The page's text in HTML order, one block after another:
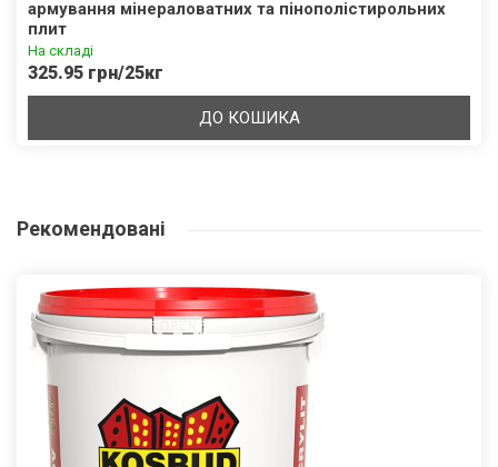
армування мінераловатних та пінополістирольних
плит
На складі
325.95 грн/25кг
ДО КОШИКА
Рекомендовані